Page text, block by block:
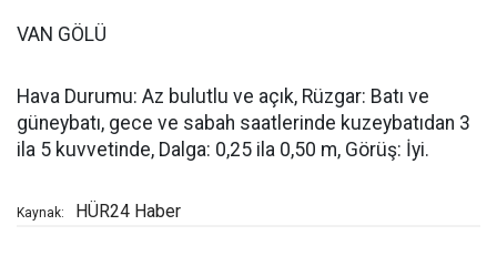
VAN GÖLÜ
Hava Durumu: Az bulutlu ve açık, Rüzgar: Batı ve
güneybatı, gece ve sabah saatlerinde kuzeybatıdan 3
ila 5 kuvvetinde, Dalga: 0,25 ila 0,50 m, Görüş: İyi.
Kaynak: HÜR24 Haber